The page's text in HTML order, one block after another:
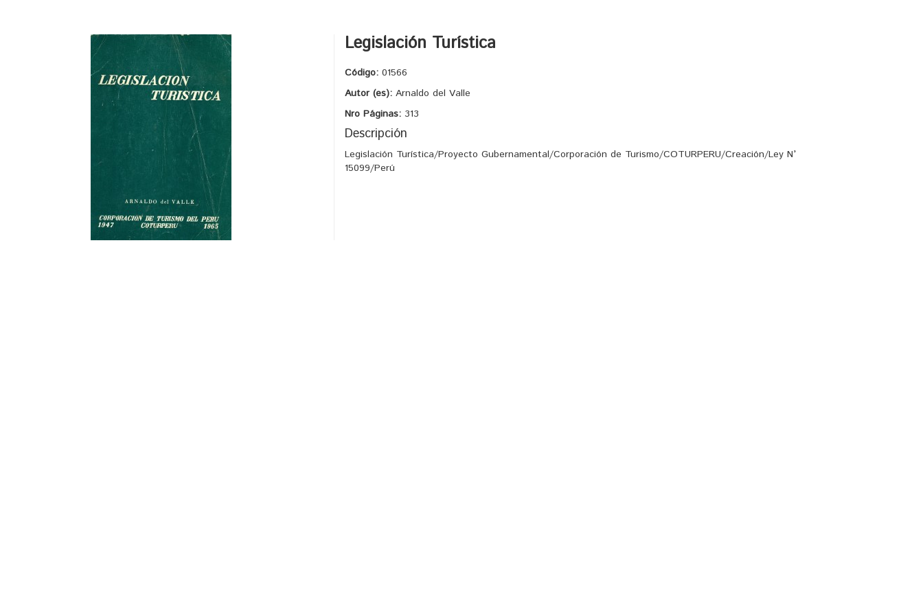
Legislación Turística
Código: 01566
Autor (es): Arnaldo del Valle
Nro Páginas: 313
Descripción
Legislación Turística/Proyecto Gubernamental/Corporación de Turismo/COTURPERU/Creación/Ley N°
15099/Perú